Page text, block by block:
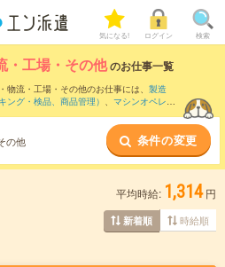
気になる! ログイン 検索
・工場・その他のお仕事一覧
流・工場・その他のお仕事には、 製造
ング・検品、商品管理） 、 マシンオペレー
の他 条件の変更
平均時給: 1,314 円
新着順 時給順